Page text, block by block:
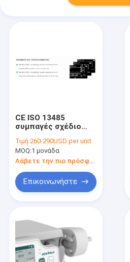
CE ISO 13485
συμπαγές σχέδιο
συρίγγων Icu ιατρικό
Τιμή:260-290USD per unit
MOQ:1 μονάδα
Λάβετε την πιο πρόσφατη τιμή
Επικοινωνήστε